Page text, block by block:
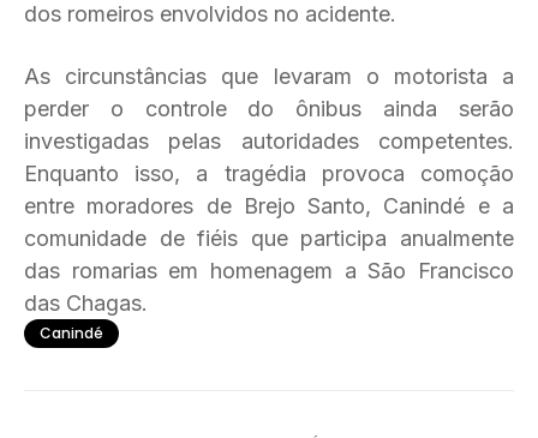
dos romeiros envolvidos no acidente.
As circunstâncias que levaram o motorista a
perder o controle do ônibus ainda serão
investigadas pelas autoridades competentes.
Enquanto isso, a tragédia provoca comoção
entre moradores de Brejo Santo, Canindé e a
comunidade de fiéis que participa anualmente
das romarias em homenagem a São Francisco
das Chagas.
Canindé